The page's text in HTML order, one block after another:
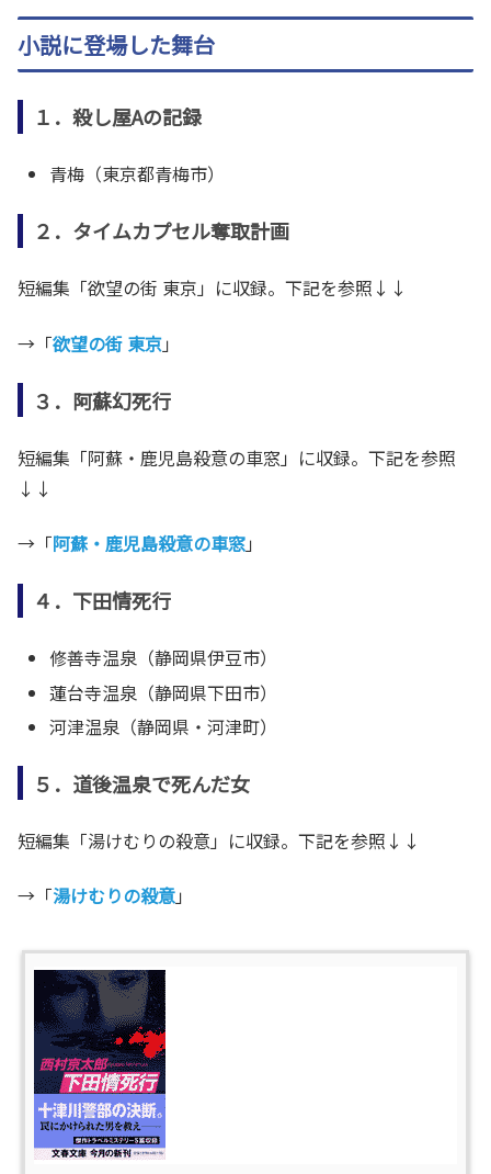
小説に登場した舞台
１．殺し屋Aの記録
青梅（東京都青梅市）
２．タイムカプセル奪取計画
短編集「欲望の街 東京」に収録。下記を参照↓↓
→「欲望の街 東京」
３．阿蘇幻死行
短編集「阿蘇・鹿児島殺意の車窓」に収録。下記を参照
↓↓
→「阿蘇・鹿児島殺意の車窓」
４．下田情死行
修善寺温泉（静岡県伊豆市）
蓮台寺温泉（静岡県下田市）
河津温泉（静岡県・河津町）
５．道後温泉で死んだ女
短編集「湯けむりの殺意」に収録。下記を参照↓↓
→「湯けむりの殺意」